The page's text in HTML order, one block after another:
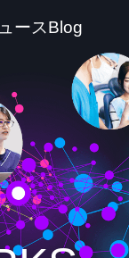
ースBlog